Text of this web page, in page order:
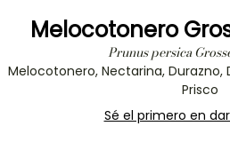
Melocotonero
Prunus persica
Melocotonero, Nectarina, Durazno,
Prisco
Sé el primero en